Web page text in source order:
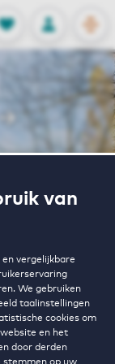
van
vergelijkbare
We gebruiken
taalinstellingen
cookies om
en het
door derden
Opgeslagen
INLOGGEN